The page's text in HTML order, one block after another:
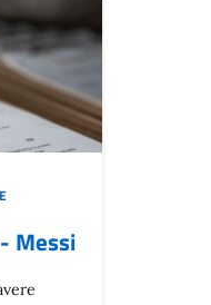
Messi